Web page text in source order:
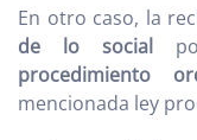
En otro caso, la
de lo social
procedimiento
mencionada ley